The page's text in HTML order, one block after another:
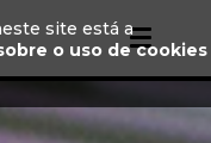
site está a
o uso de cookies